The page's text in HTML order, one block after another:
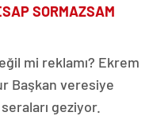
SORMAZSAM
mi reklamı? Ekrem
Başkan veresiye
geziyor.